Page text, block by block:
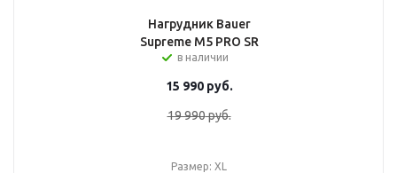
Нагрудник Bauer
Supreme M5 PRO SR
в наличии
15 990руб.
19 990руб.
Размер: XL